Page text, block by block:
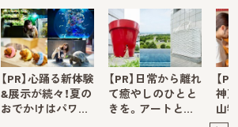
【PR】心踊る新体験
&展示が続々！夏の
おでかけはパワ…
【PR】日常から離れ
て癒やしのひとと
きを。アートと…
【
神
山